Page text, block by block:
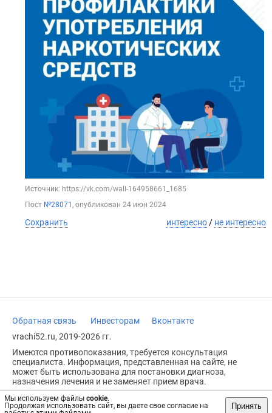
Мы используем файлы cookie.
Продолжая использовать сайт, вы даете свое согласие на
Принять
Источник: https://vk.com/wall-164958661_1685
Пост №28071 , опубликован 24 июн 2024
Сохранить интересно / не интересно
Обратная связь Инвесторам
Вконтакте
vrachi52.ru, 2019-2026 гг.
Имеются противопоказания, требуется консультация
специалиста. Информация, представленная на сайте, не
может быть использована для постановки диагноза,
назначения лечения и не заменяет прием врача.
Возрастное ограничение: 18+